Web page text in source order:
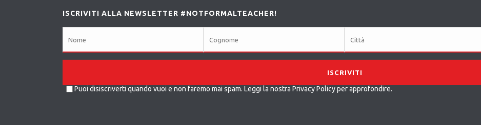
ISCRIVITI ALLA NEWSLETTER #NOTFORMALTEACHER!
Puoi disiscriverti quando vuoi e non faremo mai spam. Leggi la nostra Privacy Policyper approfondire.